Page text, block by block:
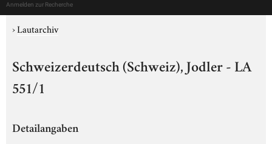
Anmelden zur Recherche
›Lautarchiv
Schweizerdeutsch (Schweiz), Jodler - LA
551/1
Detailangaben